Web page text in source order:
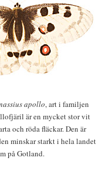
apollo, art i familjen
är en mycket stor vit
och röda fläckar. Den är
minskar starkt i hela landet
på Gotland.